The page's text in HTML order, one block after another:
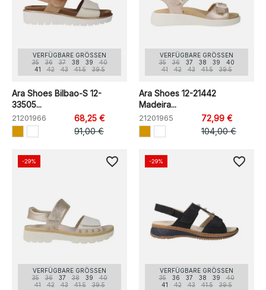
VERFÜGBARE GRÖSSEN
35
36 37 38 39
40
41
42 43 41.5 39.5
Ara Shoes Bilbao-S 12-
33505...
21201966
68,25 €
91,00 €
VERFÜGBARE GRÖSSEN
35
36 37 38 39
40
41
42 43 41.5 39.5
Ara Shoes 12-21442
Madeira...
21201965
72,99 €
104,00 €
VERFÜGBARE GRÖSSEN
35
36 37 38 39
40
41
42 43 41.5 39.5
-29% favorite_border
VERFÜGBARE GRÖSSEN
35
36 37 38 39
40
41
42 43 41.5 39.5
-29% favorite_border